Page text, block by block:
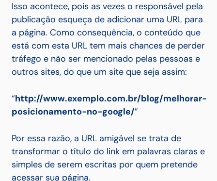
Isso acontece, pois as vezes o responsável pela
publicação esqueça de adicionar uma URL para
a página. Como consequência, o conteúdo que
está com esta URL tem mais chances de perder
tráfego e não ser mencionado pelas pessoas e
outros sites, do que um site que seja assim:
“http://www.exemplo.com.br/blog/melhorar-
posicionamento-no-google/”
Por essa razão, a URL amigável se trata de
transformar o título do link em palavras claras e
simples de serem escritas por quem pretende
acessar sua página.